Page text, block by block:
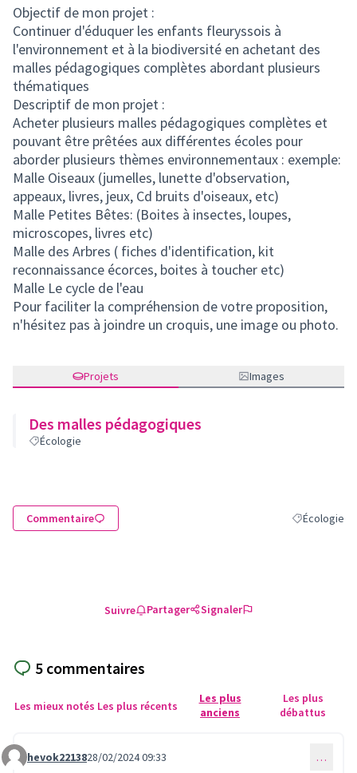
Objectif de mon projet :
Continuer d'éduquer les enfants fleuryssois à
l'environnement et à la biodiversité en achetant des
malles pédagogiques complètes abordant plusieurs
thématiques
Descriptif de mon projet :
Acheter plusieurs malles pédagogiques complètes et
pouvant être prêtées aux différentes écoles pour
aborder plusieurs thèmes environnementaux : exemple:
Malle Oiseaux (jumelles, lunette d'observation,
appeaux, livres, jeux, Cd bruits d'oiseaux, etc)
Malle Petites Bêtes: (Boites à insectes, loupes,
microscopes, livres etc)
Malle des Arbres ( fiches d'identification, kit
reconnaissance écorces, boites à toucher etc)
Malle Le cycle de l'eau
Pour faciliter la compréhension de votre proposition,
n'hésitez pas à joindre un croquis, une image ou photo.
Projets Images
Des malles pédagogiques
Écologie
Commentaire Filtrer les
Écologie
Suivre Partager Signaler
5 commentaires
Les mieux notés Les plus récents
Les plus
anciens
Les plus
débattus
Commentaire 798
hevok2213828/02/2024 09:33 …